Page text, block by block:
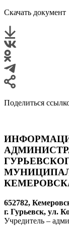
Скачать документ
Поделиться
652782,
г. Гурьевск, ул.
Учредитель –